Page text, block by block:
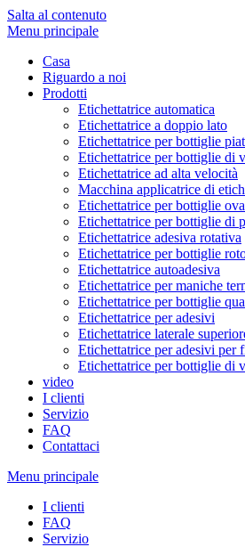
Salta al contenuto
Menu principale
Casa
Riguardo a noi
Prodotti
Etichettatrice automatica
Etichettatrice a doppio lato
Etichettatrice per bottiglie
Etichettatrice per bottiglie di
Etichettatrice ad alta velocità
Macchina applicatrice di
Etichettatrice per bottiglie
Etichettatrice per bottiglie di
Etichettatrice adesiva rotativa
Etichettatrice per bottiglie
Etichettatrice autoadesiva
Etichettatrice per maniche
Etichettatrice per bottiglie
Etichettatrice per adesivi
Etichettatrice laterale
Etichettatrice per adesivi per
Etichettatrice per bottiglie di
video
I clienti
Servizio
FAQ
Contattaci
Menu principale
I clienti
FAQ
Servizio